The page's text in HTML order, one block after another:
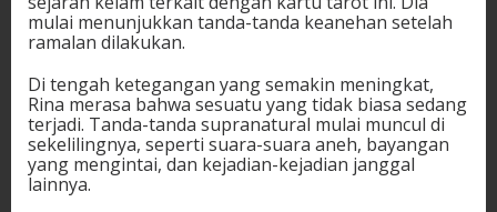
mulai menunjukkan tanda-tanda keanehan setelah
ramalan dilakukan.
Di tengah ketegangan yang semakin meningkat,
Rina merasa bahwa sesuatu yang tidak biasa sedang
terjadi. Tanda-tanda supranatural mulai muncul di
sekelilingnya, seperti suara-suara aneh, bayangan
yang mengintai, dan kejadian-kejadian janggal
lainnya.